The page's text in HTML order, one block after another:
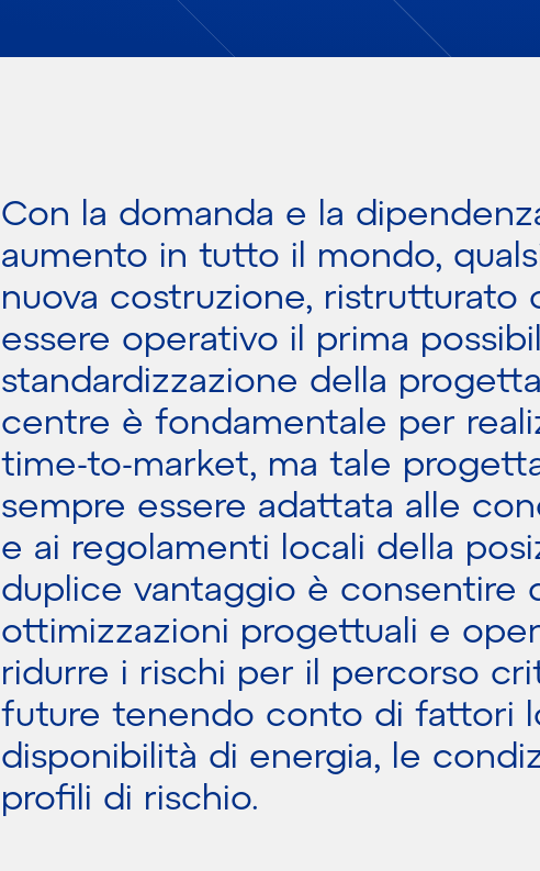
Con la domanda e la
aumento in tutto il mondo,
nuova costruzione, ristrutturato
essere operativo il prima
standardizzazione della
centre è fondamentale per
time-to-market, ma tale
sempre essere adattata alle
e ai regolamenti locali della
duplice vantaggio è consentire
ottimizzazioni progettuali e
ridurre i rischi per il percorso
future tenendo conto di fattori
disponibilità di energia, le
profili di rischio.